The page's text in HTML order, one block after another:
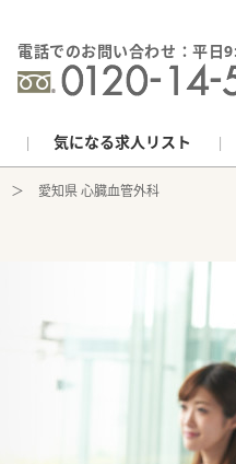
電話でのお問い合わせ：平日
気になる求人リスト
愛知県 心臓血管外科